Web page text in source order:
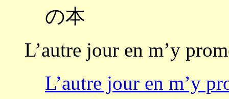
の本
L’autre jour en m’y
L’autre jour en